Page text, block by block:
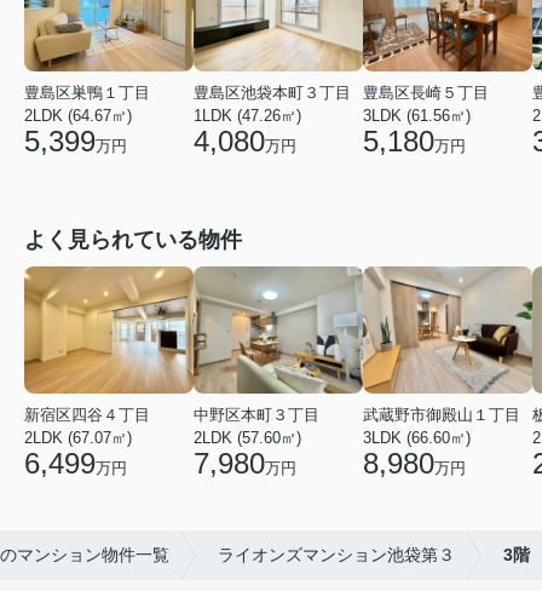
豊島区巣鴨１丁目
2LDK (64.67㎡)
5,399万円
豊島区池袋本町３丁目
1LDK (47.26㎡)
4,080万円
豊島区長崎５丁目
3LDK (61.56㎡)
5,180万円
よく見られている物件
新宿区四谷４丁目
2LDK (67.07㎡)
6,499万円
中野区本町３丁目
2LDK (57.60㎡)
7,980万円
武蔵野市御殿山１丁目
3LDK (66.60㎡)
8,980万円
マンション物件一覧 ライオンズマンション池袋第３ 3階